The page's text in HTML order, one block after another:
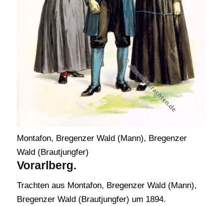
Montafon, Bregenzer Wald (Mann), Bregenzer
Wald (Brautjungfer)
Vorarlberg.
Trachten aus Montafon, Bregenzer Wald (Mann),
Bregenzer Wald (Brautjungfer) um 1894.